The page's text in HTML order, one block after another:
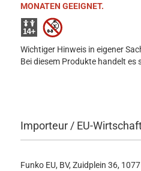
MONATEN GEEIGNET.
Wichtiger Hinweis in eigener
Bei diesem Produkte handelt
Importeur / EU-
Funko EU, BV, Zuidplein 36,